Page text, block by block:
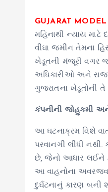
GUJARAT
મહિનાથી ન્યાય માટે
વીઘા જમીન તેમના
ખેડૂતની મંજૂરી વગર જ
અધિકારીઓ અને
ગુજરાતના ખેડૂતોની તે
કંપનીની જોહુકમી
આ ઘટનાક્રમ વિશે
પરવાનગી લીધી
છે, જેનો આધાર લઈને
આ વાહનોના
દુર્ઘટનાનું કારણ